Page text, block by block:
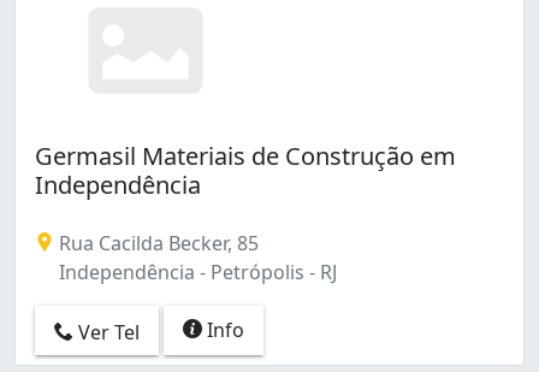
Germasil Materiais de Construção em
Independência
Rua Cacilda Becker, 85
Independência - Petrópolis - RJ
Ver Tel Info